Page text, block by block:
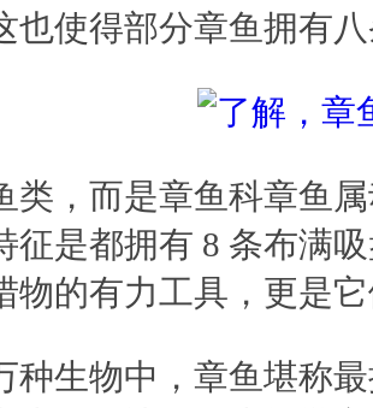
也使得部分章鱼拥有
类，而是章鱼科章鱼
是都拥有 8 条布满
物的有力工具，更是
种生物中，章鱼堪称